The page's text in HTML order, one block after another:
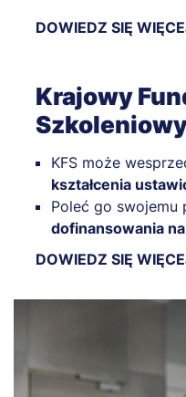
DOWIEDZ SIĘ
Krajowy
KFS może
kształcenia
Poleć go
dofinansowania
DOWIEDZ SIĘ